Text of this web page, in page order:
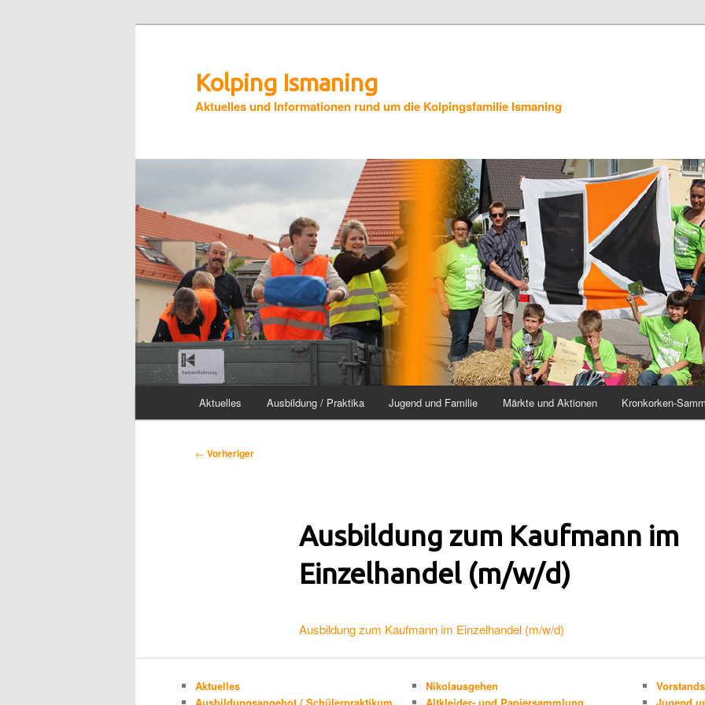
Kolping Ismaning
Aktuelles und Informationen rund um die Kolpingsfamilie Ismaning
HauptmenüAktuelles Ausbildung / Praktika Jugend und Familie Märkte und Aktionen Kronkorken-
Beitragsnavigation
← Vorheriger
Ausbildung zum Kaufmann im
Einzelhandel (m/w/d)
Ausbildung zum Kaufmann im Einzelhandel (m/w/d)
Aktuelles
Nikolausgehen